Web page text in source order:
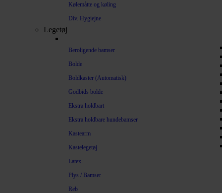
Kølemåtte og køling
Div. Hygiejne
Legetøj
Beroligende bamser
Bolde
Boldkaster (Automatisk)
Godbids bolde
Ekstra holdbart
Ekstra holdbare hundebamser
Kastearm
Kastelegetøj
Latex
Plys / Bamser
Reb